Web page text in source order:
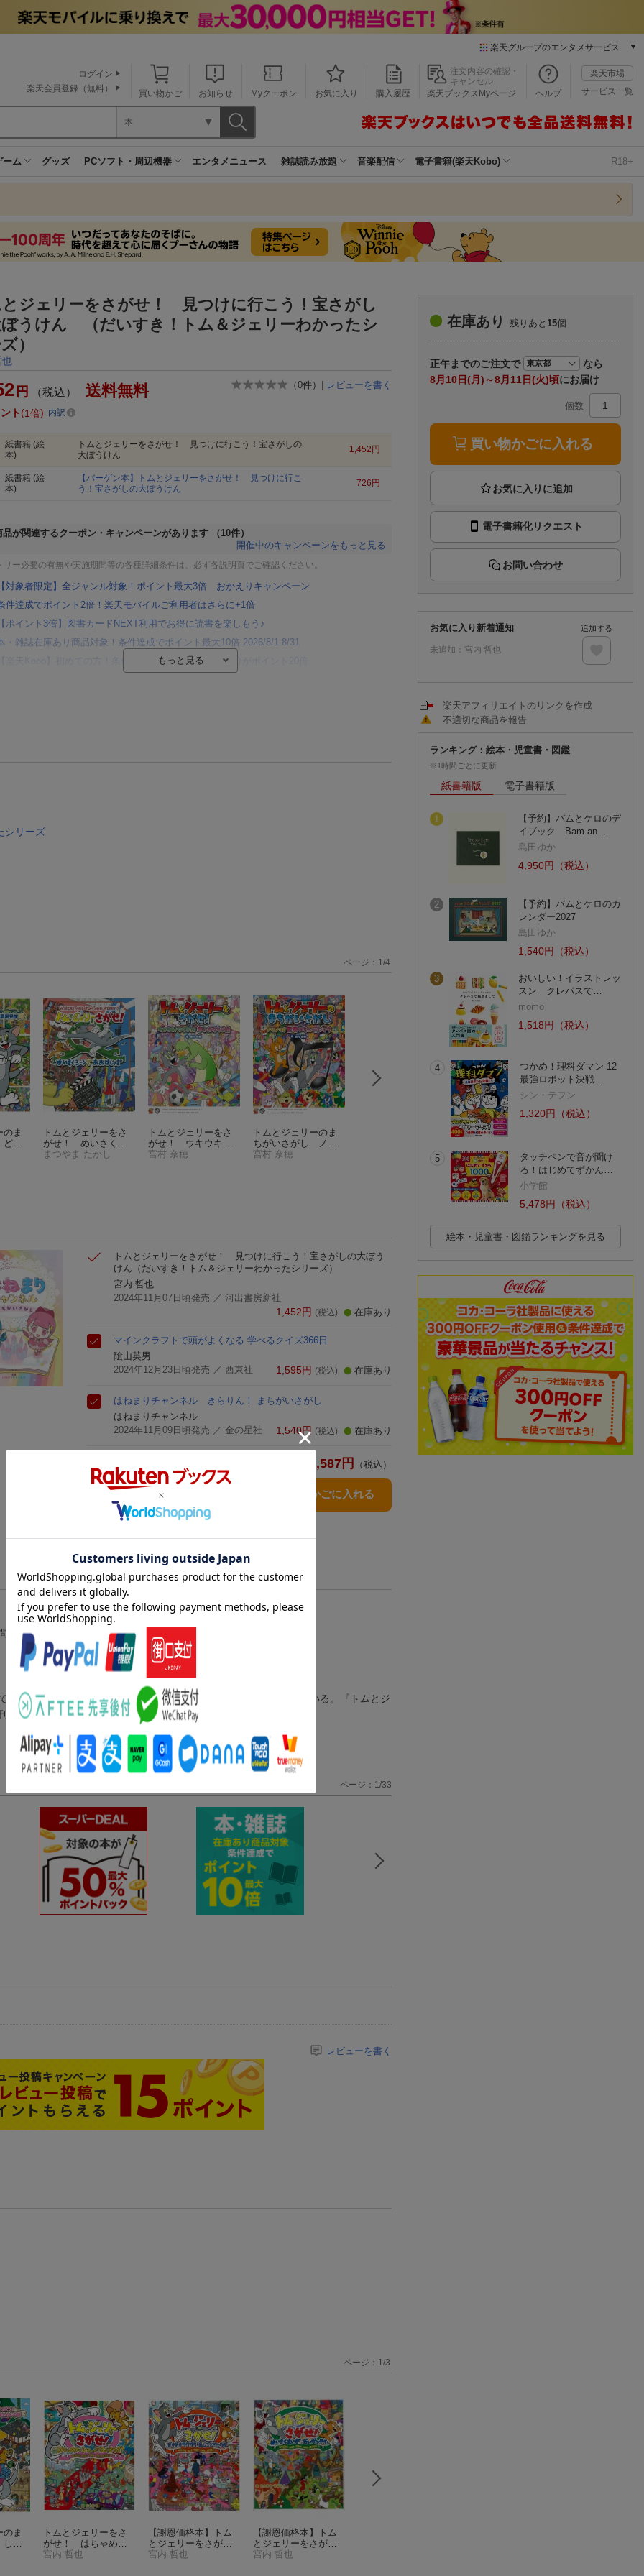
楽天グループのエンタメサービス
本/ゲーム/CD/DVD
楽天ブックス
楽天Kobo
楽天チケット
エンタメニュース
推し楽
買い物かご お知らせ Myクーポン お気に入り 購入履歴
注文内容の確認・
キャンセル
楽天ブックスMyページ
ヘルプ
楽天市場
サービス一覧
ログイン
楽天会員登録（無料）
本
ーム グッズ PCソフト・周辺機器 エンタメニュース 雑誌読み放題 音楽配信 電子書籍(楽天Kobo) R18+
ジェリーをさがせ！ 見つけに行こう！宝さがし
うけん （だいすき！トム＆ジェリーわかったシ
）
也
（0件） | レビューを書く
円 （税込） 送料無料
ト 1倍 内訳
紙書籍 (絵
本)
トムとジェリーをさがせ！ 見つけに行こう！宝さがしの
大ぼうけん
1,452 円
紙書籍 (絵
本)
【バーゲン本】トムとジェリーをさがせ！ 見つけに行こ
う！宝さがしの大ぼうけん
726 円
品が関連するクーポン・キャンペーンがあります
（10件）
開催中のキャンペーンをもっと見る
ー必要の有無や実施期間等の各種詳細条件は、必ず各説明頁でご確認ください。
対象者限定】全ジャンル対象！ポイント最大3倍 おかえりキャンペーン
件達成でポイント2倍！楽天モバイルご利用者はさらに+1倍
ポイント3倍】図書カードNEXT利用でお得に読書を楽しもう♪
・雑誌在庫あり商品対象！条件達成でポイント最大10倍 2026/8/1-8/31
楽天Kobo】初めての方！条件達成で楽天ブックス購入分がポイント20倍
シリーズ
のま
こ
トムとジェリーをさ
がせ！ めいさくシ
ーンでおおはしゃぎ
まつやま たかし
トムとジェリーをさ
がせ！ ウキウキ！
ワクワク！夢のおも
宮村 奈穂
トムとジェリーのま
ちがいさがし ノリ
ノリ！世界のミュー
宮村 奈穂
トムとジェリーのま
と神話の世界で大冒
険
狐茅
(1件)
にであう
おくもと まゆみ
ページ： 1 /4
トムとジェリーをさがせ！ 見つけに行こう！宝さがしの大ぼう
けん （だいすき！トム＆ジェリーわかったシリーズ）
宮内 哲也
2024年11月07日頃発売 ／ 河出書房新社
1,452円 (税込) 在庫あり
マインクラフトで頭がよくなる 学べるクイズ366日
隂山英男
2024年12月23日頃発売 ／ 西東社 1,595円 (税込) 在庫あり
はねまりチャンネル きらりん！ まちがいさがし
はねまりチャンネル
2024年11月09日頃発売 ／ 金の星社 1,540円 (税込) 在庫あり
4,587 円 （税込）
3点とも買い物かごに入れる
！
キャラクターや似顔絵など多彩なイラストスタイルで評価されている。『トムとジ
行された当時に掲載されていたものです）
ページ：1/33
レビューを書く
のま
ゅ
トムとジェリーをさ
がせ！ はちゃめち
ゃショーがはじまる
宮内 哲也
【謝恩価格本】トム
とジェリーをさが
せ！ ドキドキワク
宮内 哲也
【謝恩価格本】トム
とジェリーをさが
せ！ めいさくえい
宮内 哲也
ページ： 1 /3
在庫あり 残りあと 15個
正午までのご注文で
なら
8月10日(月)～8月11日(火)頃にお届け
個数
買い物かごに入れる
電子書籍化リクエスト
お問い合わせ
お気に入り新着通知
未追加： 宮内 哲也
追加する
楽天アフィリエイトのリンクを作成
不適切な商品を報告
ランキング：絵本・児童書・図鑑
※1時間ごとに更新
紙書籍版 電子書籍版
1
【予約】バムとケロのデ
イブック Bam an…
島田ゆか
4,950円（税込）
2
【予約】バムとケロのカ
レンダー2027
島田ゆか
1,540円（税込）
3
おいしい！イラストレッ
スン クレパスで…
momo
1,518円（税込）
4
つかめ！理科ダマン 12
最強ロボット決戦…
シン・テフン
1,320円（税込）
5
タッチペンで音が聞け
る！はじめてずかん…
小学館
5,478円（税込）
絵本・児童書・図鑑ランキングを見る